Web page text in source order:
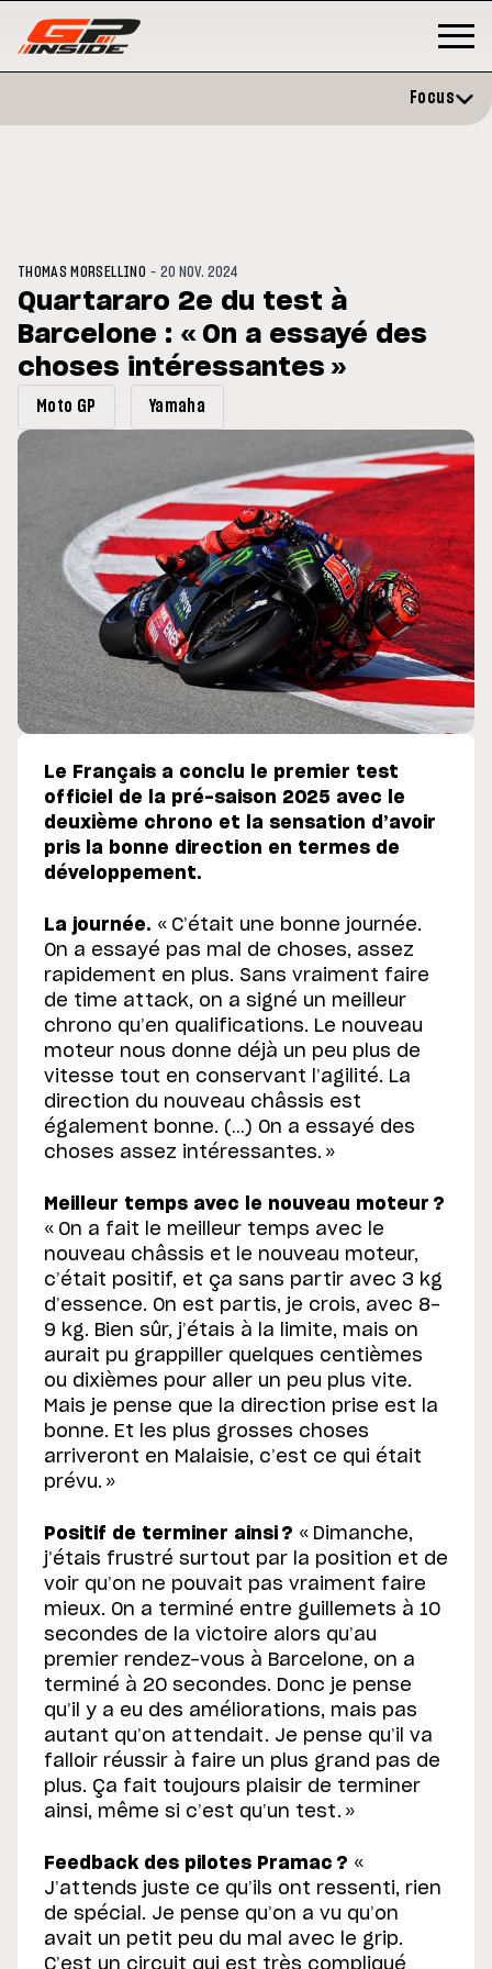
: Horaires et
du GP de Grande-
MOTO GP
Zarco évite l'opération et vise
retour en septembre
Focus
THOMAS MORSELLINO - 20 NOV. 2024
Quartararo 2e du test à
Barcelone : « On a essayé des
choses intéressantes »
Moto GP Yamaha
Le Français a conclu le premier test
officiel de la pré-saison 2025 avec le
deuxième chrono et la sensation d’avoir
pris la bonne direction en termes de
développement.
La journée. « C’était une bonne journée.
On a essayé pas mal de choses, assez
rapidement en plus. Sans vraiment faire
de time attack, on a signé un meilleur
chrono qu’en qualifications. Le nouveau
moteur nous donne déjà un peu plus de
vitesse tout en conservant l’agilité. La
direction du nouveau châssis est
également bonne. (…) On a essayé des
choses assez intéressantes. »
Meilleur temps avec le nouveau moteur ?
« On a fait le meilleur temps avec le
nouveau châssis et le nouveau moteur,
c’était positif, et ça sans partir avec 3 kg
d’essence. On est partis, je crois, avec 8-
9 kg. Bien sûr, j’étais à la limite, mais on
aurait pu grappiller quelques centièmes
ou dixièmes pour aller un peu plus vite.
Mais je pense que la direction prise est la
bonne. Et les plus grosses choses
arriveront en Malaisie, c’est ce qui était
prévu. »
Positif de terminer ainsi ? « Dimanche,
j’étais frustré surtout par la position et de
voir qu’on ne pouvait pas vraiment faire
mieux. On a terminé entre guillemets à 10
secondes de la victoire alors qu’au
premier rendez-vous à Barcelone, on a
terminé à 20 secondes. Donc je pense
qu’il y a eu des améliorations, mais pas
autant qu’on attendait. Je pense qu’il va
falloir réussir à faire un plus grand pas de
plus. Ça fait toujours plaisir de terminer
ainsi, même si c’est qu’un test. »
Feedback des pilotes Pramac ? «
J’attends juste ce qu’ils ont ressenti, rien
de spécial. Je pense qu’on a vu qu’on
avait un petit peu du mal avec le grip.
C’est un circuit qui est très compliqué